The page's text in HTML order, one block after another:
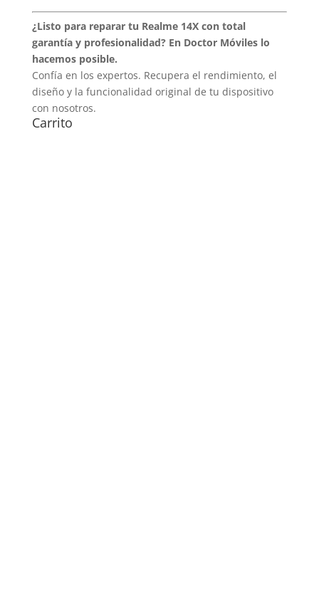
¿Listo para reparar tu Realme 14X con total
garantía y profesionalidad? En Doctor Móviles lo
hacemos posible.
Confía en los expertos. Recupera el rendimiento, el
diseño y la funcionalidad original de tu dispositivo
con nosotros.
Carrito